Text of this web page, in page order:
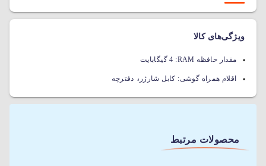
ویژگی‌های کالا
مقدار حافظه RAM: 4 گیگابایت
اقلام همراه گوشی: کابل شارژر ، دفترچه
محصولات مرتبط